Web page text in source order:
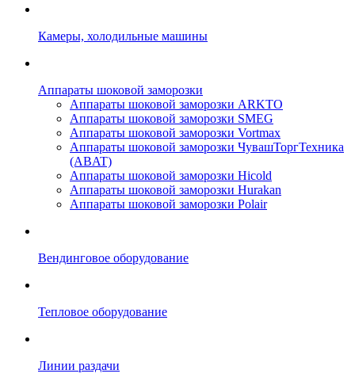
Камеры, холодильные машины
Аппараты шоковой заморозки
Аппараты шоковой заморозки ARKTO
Аппараты шоковой заморозки SMEG
Аппараты шоковой заморозки Vortmax
Аппараты шоковой заморозки ЧувашТоргТехника
(ABAT)
Аппараты шоковой заморозки Hicold
Аппараты шоковой заморозки Hurakan
Аппараты шоковой заморозки Polair
Вендинговое оборудование
Тепловое оборудование
Линии раздачи